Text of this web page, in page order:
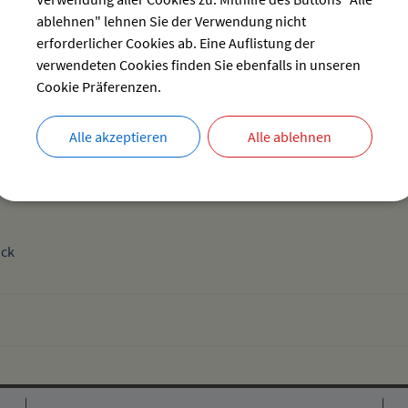
Grundstücksanschluss Kanal
Anschluss- und Benutzungszwang
von Baugebieten
- kleine Gewässer (Gewässer dritter Ordnung)
Gewässer dritter Ordnung
Hoch- und Tiefbau
ablehnen" lehnen Sie der Verwendung nicht
erforderlicher Cookies ab. Eine Auflistung der
verwendeten Cookies finden Sie ebenfalls in unseren
Cookie Präferenzen.
Alle akzeptieren Alle ablehnen